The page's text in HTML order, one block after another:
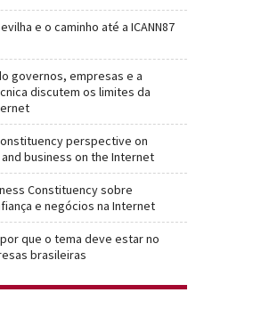
e o caminho até a ICANN87
governos, empresas e a
discutem os limites da
perspective on
business on the Internet
Constituency sobre
e negócios na Internet
que o tema deve estar no
brasileiras